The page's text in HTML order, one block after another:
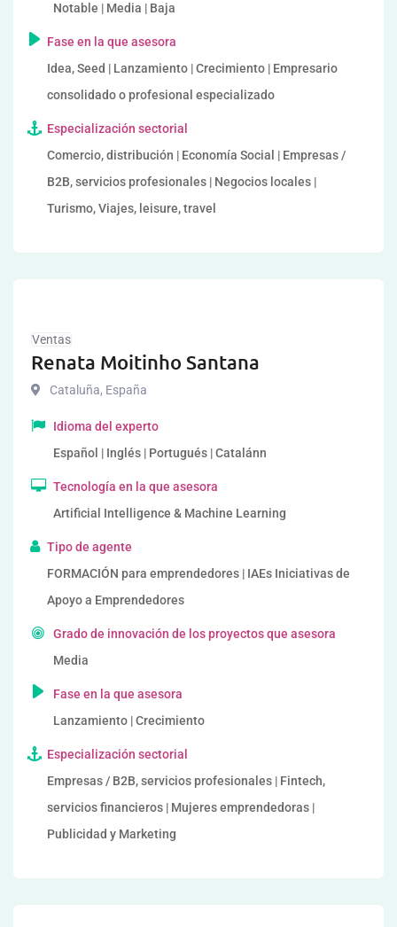
Notable | Media | Baja
Fase en la que asesora
Idea, Seed | Lanzamiento | Crecimiento | Empresario
consolidado o profesional especializado
Especialización sectorial
Comercio, distribución | Economía Social | Empresas /
B2B, servicios profesionales | Negocios locales |
Turismo, Viajes, leisure, travel
Ventas
Renata Moitinho Santana
Cataluña, España
Idioma del experto
Español | Inglés | Portugués | Catalánn
Tecnología en la que asesora
Artificial Intelligence & Machine Learning
Tipo de agente
FORMACIÓN para emprendedores | IAEs Iniciativas de
Apoyo a Emprendedores
Grado de innovación de los proyectos que asesora
Media
Fase en la que asesora
Lanzamiento | Crecimiento
Especialización sectorial
Empresas / B2B, servicios profesionales | Fintech,
servicios financieros | Mujeres emprendedoras |
Publicidad y Marketing